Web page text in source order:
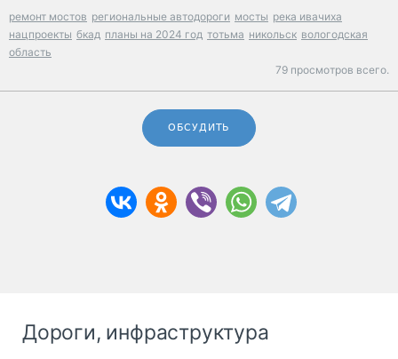
ремонт мостов региональные автодороги мосты река ивачиха
нацпроекты бкад планы на 2024 год тотьма никольск вологодская
область
79 просмотров всего.
ОБСУДИТЬ
Дороги, инфраструктура